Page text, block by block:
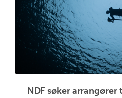
NDF søker arrangører